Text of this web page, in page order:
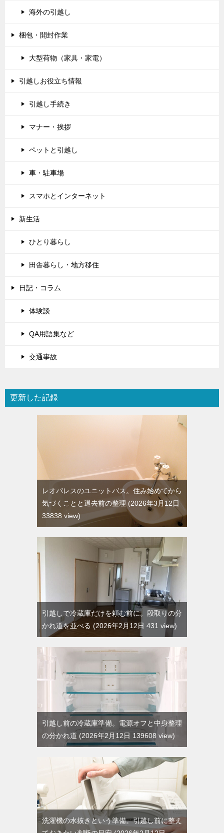
海外の引越し
梱包・開封作業
大型荷物（家具・家電）
引越しお役立ち情報
引越し手続き
マナー・挨拶
ペットと引越し
車・駐車場
スマホとインターネット
新生活
ひとり暮らし
田舎暮らし・地方移住
日記・コラム
体験談
QA用語集など
交通事故
更新した記録
レオパレスのユニットバス。住み始めてから
気づくことと退去前の整理
2026年3月12日
33838 view
引越しで冷蔵庫だけを頼む前に。段取りの分
かれ道を並べる
2026年2月12日 431 view
引越し前の冷蔵庫準備。電源オフと中身整理
の分かれ道
2026年2月12日 139608 view
洗濯機の水抜きという準備。引越し前に整え